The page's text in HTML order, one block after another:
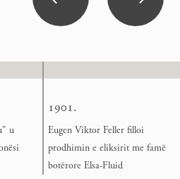
u
1901.
Eugen Viktor Feller filloi
prodhimin e eliksirit me famë
botërore Elsa-Fluid